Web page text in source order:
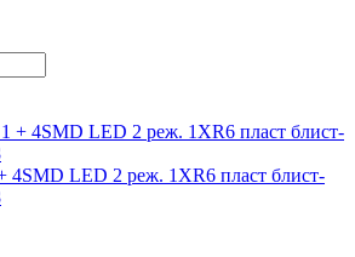
4SMD LED 2 реж. 1XR6 пласт блист-